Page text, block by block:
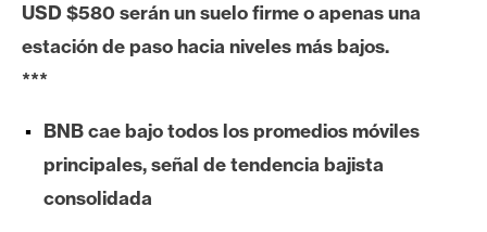
e
r
m
I
USD $580 serán un suelo firme o apenas una
estación de paso hacia niveles más bajos.
***
BNB cae bajo todos los promedios móviles
principales, señal de tendencia bajista
consolidada